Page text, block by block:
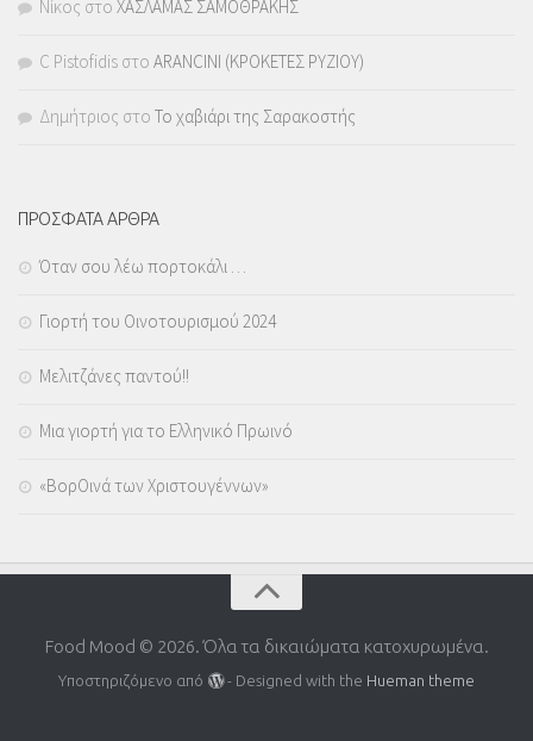
Νίκος στο ΧΑΣΛΑΜΑΣ ΣΑΜΟΘΡΑΚΗΣ
C Pistofidis στο ARANCINI (ΚΡΟΚΕΤΕΣ ΡΥΖΙΟΥ)
Δημήτριος στο Το χαβιάρι της Σαρακοστής
ΠΡΟΣΦΑΤΑ ΑΡΘΡΑ
Όταν σου λέω πορτοκάλι …
Γιορτή του Οινοτουρισμού 2024
Μελιτζάνες παντού!!
Μια γιορτή για το Ελληνικό Πρωινό
«ΒορΟινά των Χριστουγέννων»
Food Mood © 2026. Όλα τα δικαιώματα κατοχυρωμένα.
Υποστηριζόμενο από - Designed with the Hueman theme